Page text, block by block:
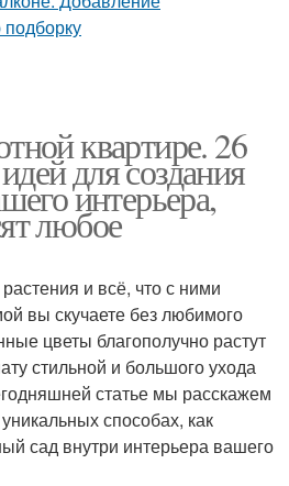
квартире. 26
для создания
интерьера,
любое
и всё, что с ними
вы скучаете без любимого
цветы благополучно растут
стильной и большого ухода
статье мы расскажем
способах, как
сад внутри интерьера вашего